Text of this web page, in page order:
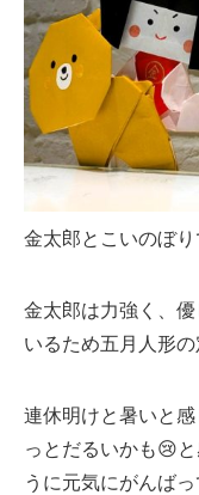
金太郎とこいのぼり
金太郎は力強く、
いるため五月人形
連休明けと暑いと
っとだるいかも😢
うに元気にがんば